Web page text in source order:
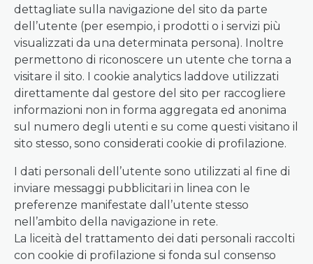
dettagliate sulla navigazione del sito da parte
dell’utente (per esempio, i prodotti o i servizi più
visualizzati da una determinata persona). Inoltre
permettono di riconoscere un utente che torna a
visitare il sito. I cookie analytics laddove utilizzati
direttamente dal gestore del sito per raccogliere
informazioni non in forma aggregata ed anonima
sul numero degli utenti e su come questi visitano il
sito stesso, sono considerati cookie di profilazione.
I dati personali dell’utente sono utilizzati al fine di
inviare messaggi pubblicitari in linea con le
preferenze manifestate dall’utente stesso
nell’ambito della navigazione in rete.
La liceità del trattamento dei dati personali raccolti
con cookie di profilazione si fonda sul consenso